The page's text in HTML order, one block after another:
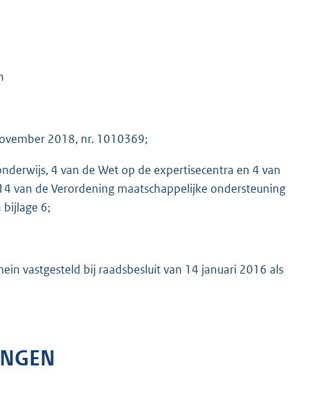
2018, nr. 1010369;
4 van de Wet op de expertisecentra en 4 van
van de Verordening maatschappelijke ondersteuning
bijlage 6;
vastgesteld bij raadsbesluit van 14 januari 2016 als